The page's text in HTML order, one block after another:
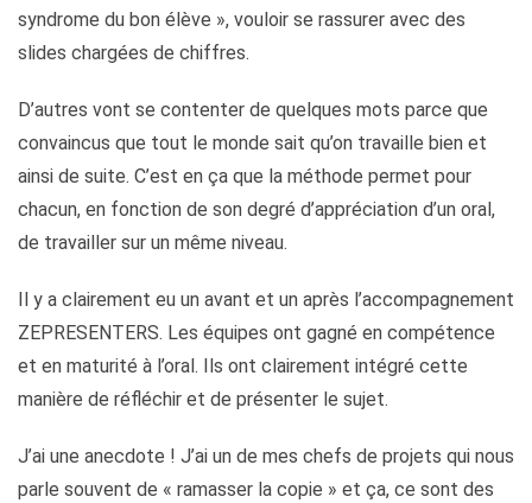
syndrome du bon élève », vouloir se rassurer avec des
slides chargées de chiffres.
D’autres vont se contenter de quelques mots parce que
convaincus que tout le monde sait qu’on travaille bien et
ainsi de suite. C’est en ça que la méthode permet pour
chacun, en fonction de son degré d’appréciation d’un oral,
de travailler sur un même niveau.
Il y a clairement eu un avant et un après l’accompagnement
ZEPRESENTERS. Les équipes ont gagné en compétence
et en maturité à l’oral. Ils ont clairement intégré cette
manière de réfléchir et de présenter le sujet.
J’ai une anecdote ! J’ai un de mes chefs de projets qui nous
parle souvent de « ramasser la copie » et ça, ce sont des